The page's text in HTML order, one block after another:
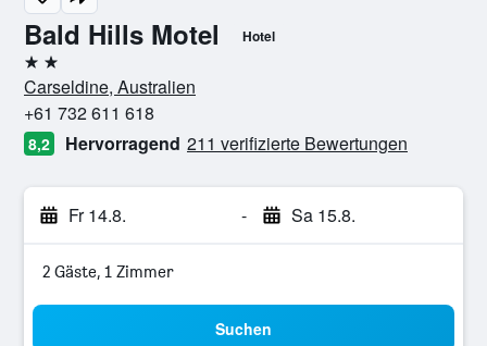
Bald Hills Motel Hotel
2 Sterne
Carseldine, Australien
+61 732 611 618
8,2 Hervorragend 211 verifizierte Bewertungen
Fr 14.8. - Sa 15.8.
2 Gäste, 1 Zimmer
Suchen